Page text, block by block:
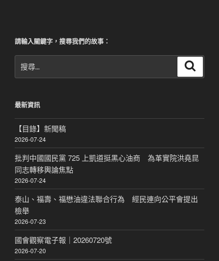
請輸入關鍵字，搜尋我們的故事：
尋
字:
最新資訊
【目錄】新聞稿
2026-07-24
批判中國國民黨 725 上凱道挺黑心油商 為革實院洪堯昆
同志轉移輿論焦點
2026-07-24
泰山、福壽、福懋油違法聯合行為 經民連向公平會提出
檢舉
2026-07-23
國會觀察電子報｜20260720號
2026-07-20